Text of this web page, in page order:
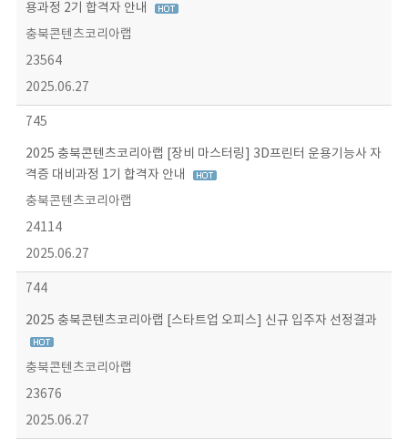
용과정 2기 합격자 안내
충북콘텐츠코리아랩
23564
2025.06.27
745
2025 충북콘텐츠코리아랩 [장비 마스터링] 3D프린터 운용기능사 자
격증 대비과정 1기 합격자 안내
충북콘텐츠코리아랩
24114
2025.06.27
744
2025 충북콘텐츠코리아랩 [스타트업 오피스] 신규 입주자 선정결과
충북콘텐츠코리아랩
23676
2025.06.27